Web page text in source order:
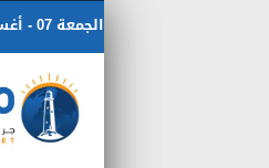
الجمعة 07 - أغسطس - 2026